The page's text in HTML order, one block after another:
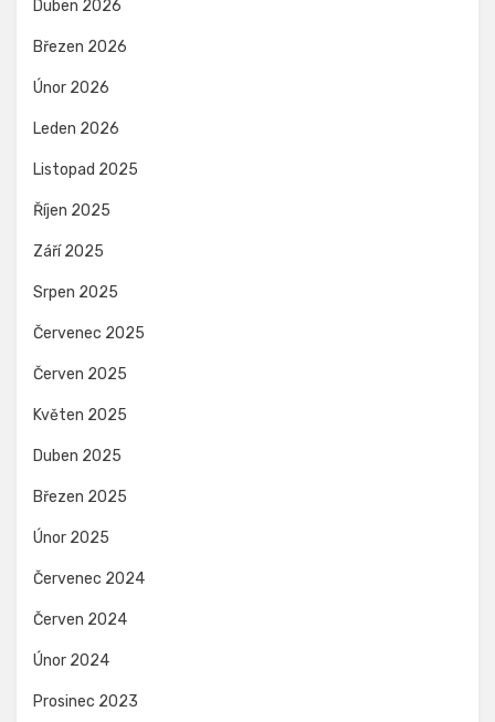
Duben 2026
Březen 2026
Únor 2026
Leden 2026
Listopad 2025
Říjen 2025
Září 2025
Srpen 2025
Červenec 2025
Červen 2025
Květen 2025
Duben 2025
Březen 2025
Únor 2025
Červenec 2024
Červen 2024
Únor 2024
Prosinec 2023